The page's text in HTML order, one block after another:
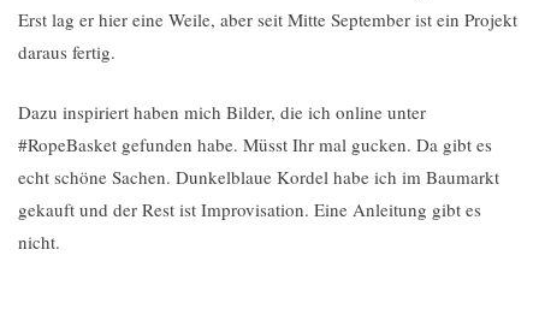
Erst lag er hier eine Weile, aber seit Mitte September ist ein Projekt
daraus fertig.
Dazu inspiriert haben mich Bilder, die ich online unter
#RopeBasket gefunden habe. Müsst Ihr mal gucken. Da gibt es
echt schöne Sachen. Dunkelblaue Kordel habe ich im Baumarkt
gekauft und der Rest ist Improvisation. Eine Anleitung gibt es
nicht.